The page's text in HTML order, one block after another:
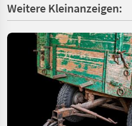
Weitere Kleinanzeigen: